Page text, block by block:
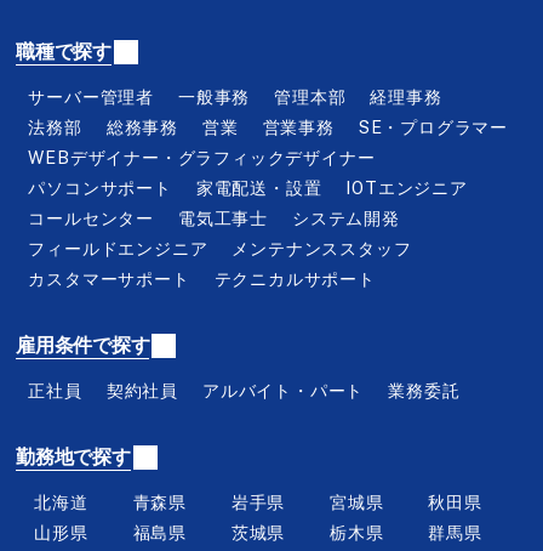
広島県
香川県 愛媛県 高知県
熊本県 大分県 宮崎県
鹿児島県 沖縄県
職種から探す
サーバー管理者
管理本部 経理事務
営業
SE・プログラマー
WEBデザイナー・グラフ
ィックデザイナー
職種で探す
サーバー管理者 一般事務 管理本部
経理事務
法務部
総務事務 営業 営業事務
SE・プログラマー
WEBデザイナー・グラフィックデザイナー
パソコンサポート
家電配送・設置
IOTエンジニア
コールセンター
電気工事士
システム開発
フィールドエンジニア
メンテナンススタッフ
カスタマーサポート
テクニカルサポート
雇用条件で探す
正社員 契約社員 アルバイト・パート 業務委託
勤務地で探す
北海道 青森県 岩手県 宮城県
秋田県
山形県
福島県 茨城県 栃木県
群馬県